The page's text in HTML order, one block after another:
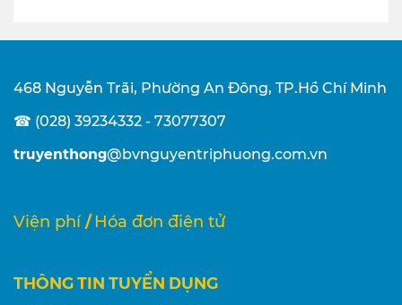
468 Nguyễn Trãi, Phường An Đông, TP.Hồ Chí Minh
☎ (028) 39234332 - 73077307
truyenthong@bvnguyentriphuong.com.vn
Viện phí / Hóa đơn điện tử
THÔNG TIN TUYỂN DỤNG